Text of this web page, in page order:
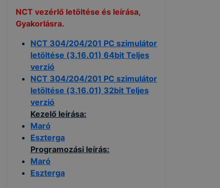
NCT vezérlő letöltése és leírása,
Gyakorlásra.
NCT 304/204/201 PC szimulátor
letöltése (3.16.01) 64bit Teljes
verzió
NCT 304/204/201 PC szimulátor
letöltése (3.16.01) 32bit Teljes
verzió
Kezelő leírása:
Maró
Eszterga
Programozási leírás:
Maró
Eszterga